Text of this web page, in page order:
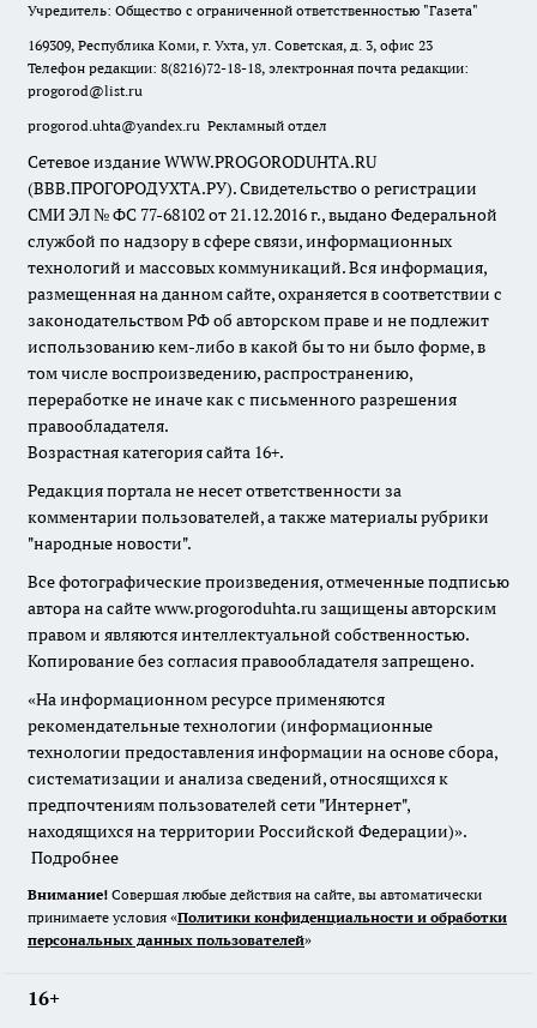
Учредитель: Общество с ограниченной ответственностью "Газета"
169309, Республика Коми, г. Ухта, ул. Советская, д. 3, офис 23
Телефон редакции: 8(8216)72-18-18, электронная почта редакции:
progorod@list.ru
progorod.uhta@yandex.ru Рекламный отдел
Сетевое издание WWW.PROGORODUHTA.RU
(ВВВ.ПРОГОРОДУХТА.РУ). Свидетельство о регистрации
СМИ ЭЛ № ФС 77-68102 от 21.12.2016 г., выдано Федеральной
службой по надзору в сфере связи, информационных
технологий и массовых коммуникаций. Вся информация,
размещенная на данном сайте, охраняется в соответствии с
законодательством РФ об авторском праве и не подлежит
использованию кем-либо в какой бы то ни было форме, в
том числе воспроизведению, распространению,
переработке не иначе как с письменного разрешения
правообладателя.
Возрастная категория сайта 16+.
Редакция портала не несет ответственности за
комментарии пользователей, а также материалы рубрики
"народные новости".
Все фотографические произведения, отмеченные подписью
автора на сайте www.progoroduhta.ru защищены авторским
правом и являются интеллектуальной собственностью.
Копирование без согласия правообладателя запрещено.
«На информационном ресурсе применяются
рекомендательные технологии (информационные
технологии предоставления информации на основе сбора,
систематизации и анализа сведений, относящихся к
предпочтениям пользователей сети "Интернет",
находящихся на территории Российской Федерации)».
Подробнее
Внимание! Совершая любые действия на сайте, вы автоматически
принимаете условия «Политики конфиденциальности и обработки
персональных данных пользователей»
16+